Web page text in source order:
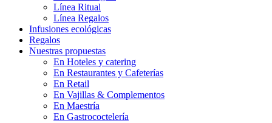
Línea Ritual
Línea Regalos
Infusiones ecológicas
Regalos
Nuestras propuestas
En Hoteles y catering
En Restaurantes y Cafeterías
En Retail
En Vajillas & Complementos
En Maestría
En Gastrococtelería